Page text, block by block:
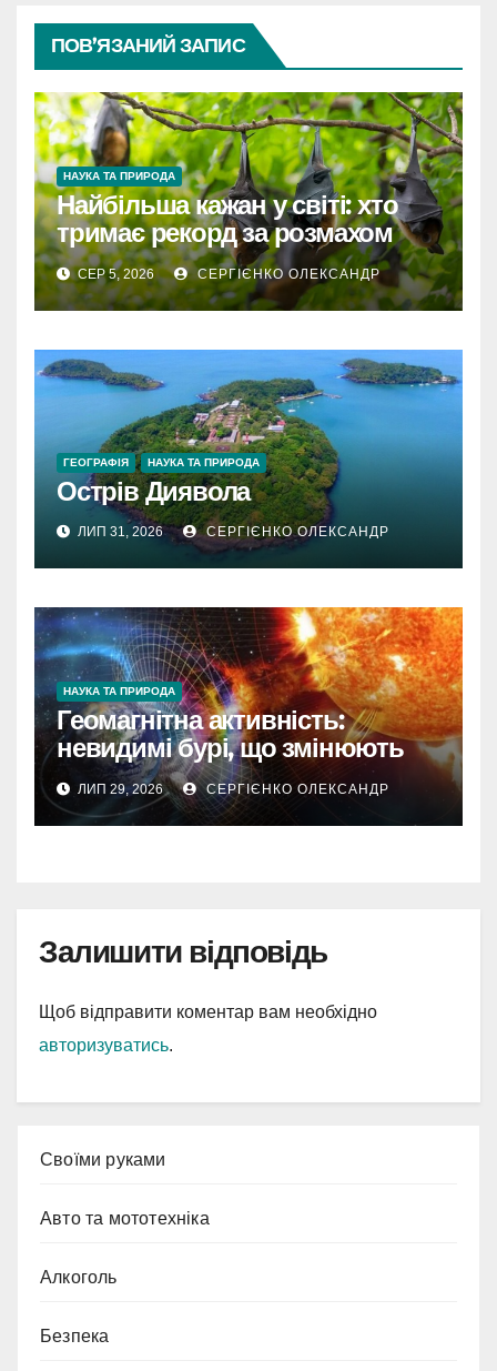
ПОВ’ЯЗАНИЙ ЗАПИС
НАУКА ТА ПРИРОДА
Найбільша кажан у світі: хто
тримає рекорд за розмахом
крил
СЕР 5, 2026 СЕРГІЄНКО ОЛЕКСАНДР
ГЕОГРАФІЯ НАУКА ТА ПРИРОДА
Острів Диявола
ЛИП 31, 2026 СЕРГІЄНКО ОЛЕКСАНДР
НАУКА ТА ПРИРОДА
Геомагнітна активність:
невидимі бурі, що змінюють
наш світ
ЛИП 29, 2026 СЕРГІЄНКО ОЛЕКСАНДР
Залишити відповідь
Щоб відправити коментар вам необхідно
авторизуватись.
Cвоїми руками
Авто та мототехніка
Алкоголь
Безпека